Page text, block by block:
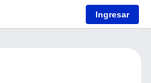
Ingresar